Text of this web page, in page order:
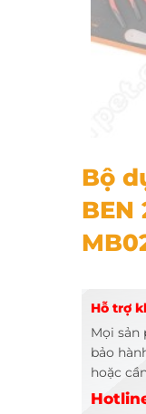
Bộ
BEN
Hỗ trợ
Mọi sản
bảo
hoặc